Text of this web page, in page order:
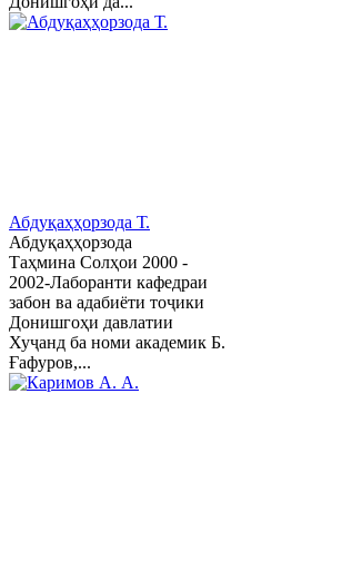
Абдуқаҳҳорзода Т.
Абдуқаҳҳорзода
Таҳмина Солҳои 2000 -
2002-Лаборанти кафедраи
забон ва адабиёти тоҷики
Донишгоҳи давлатии
Хуҷанд ба номи академик Б.
Ғафуров,...